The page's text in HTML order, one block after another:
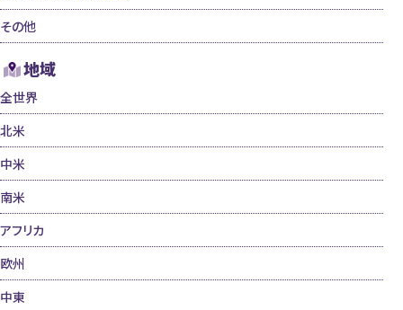
その他
地域
全世界
北米
中米
南米
アフリカ
欧州
中東